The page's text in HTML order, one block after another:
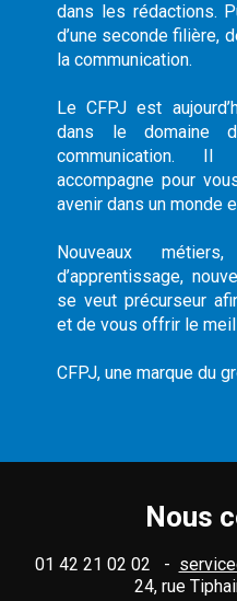
dans les rédactions.
d’une seconde filière,
la communication.
Le CFPJ est
dans le domaine
communication.
accompagne pour
avenir dans un monde
Nouveaux
d’apprentissage,
se veut précurseur
et de vous offrir le
CFPJ, une marque du
Nous
01 42 21 02 02 -
24, rue